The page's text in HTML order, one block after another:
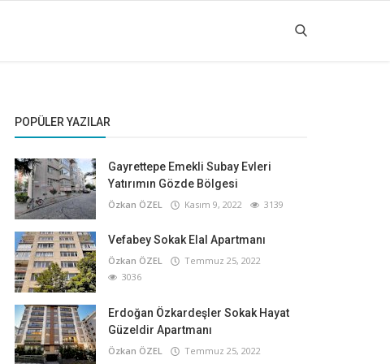
POPÜLER YAZILAR
Gayrettepe Emekli Subay Evleri
Yatırımın Gözde Bölgesi
Özkan ÖZEL Kasım 9, 2022 3139
Vefabey Sokak Elal Apartmanı
Özkan ÖZEL
Temmuz 25, 2022
3036
Erdoğan Özkardeşler Sokak Hayat
Güzeldir Apartmanı
Özkan ÖZEL
Temmuz 25, 2022